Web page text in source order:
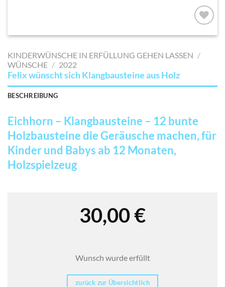
AUF MEINE
SETZEN
KINDERWÜNSCHE IN ERFÜLLUNG GEHEN LASSEN /
WÜNSCHE / 2022
Felix wünscht sich Klangbausteine aus Holz
BESCHREIBUNG
Eichhorn – Klangbausteine – 12 bunte
Holzbausteine die Geräusche machen, für
Kinder und Babys ab 12 Monaten,
Holzspielzeug
30,00€
Wunsch wurde erfüllt
zurück zur Übersichtlich